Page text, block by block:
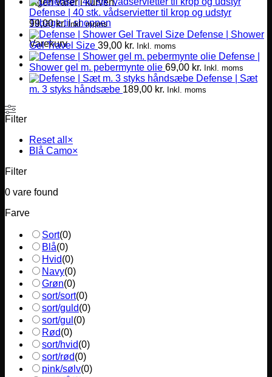
Ingen varer i kurven.
Tilbage til shoppen
Varekurv
Defense | 40 stk. vådservietter til krop og udstyr
99,00kr. Inkl. moms
Defense | Shower
Gel Travel Size 39,00 kr. Inkl. moms
Defense |
Shower gel m. pebermynte olie 69,00 kr. Inkl. moms
Defense | Sæt
m. 3 styks håndsæbe 189,00 kr. Inkl. moms
Filter
Reset all ×
Blå Camo×
Filter
0 vare found
Farve
Sort(0)
Blå(0)
Hvid(0)
Navy(0)
Grøn(0)
sort/sort(0)
sort/guld(0)
sort/gul (0)
Rød(0)
sort/hvid(0)
sort/rød(0)
pink/sølv(0)